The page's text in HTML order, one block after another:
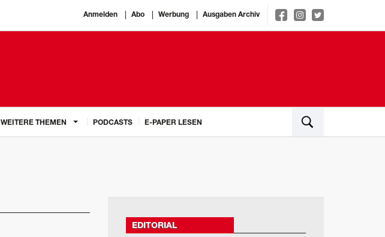
Anmelden Abo Werbung Ausgaben Archiv
WEITERE THEMEN PODCASTS E-PAPER LESEN
EDITORIAL